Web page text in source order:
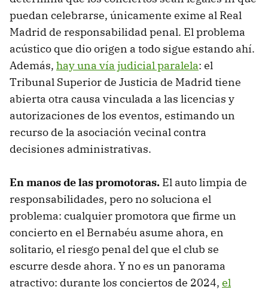
puedan celebrarse, únicamente exime al Real
Madrid de responsabilidad penal. El problema
acústico que dio origen a todo sigue estando ahí.
Además, hay una vía judicial paralela: el
Tribunal Superior de Justicia de Madrid tiene
abierta otra causa vinculada a las licencias y
autorizaciones de los eventos, estimando un
recurso de la asociación vecinal contra
decisiones administrativas.
En manos de las promotoras. El auto limpia de
responsabilidades, pero no soluciona el
problema: cualquier promotora que firme un
concierto en el Bernabéu asume ahora, en
solitario, el riesgo penal del que el club se
escurre desde ahora. Y no es un panorama
atractivo: durante los conciertos de 2024, el